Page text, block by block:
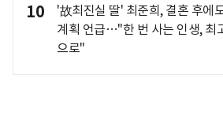
10
'故최진실 딸' 최준희, 결혼 후에
계획 언급…"한 번 사는 인생, 최
으로"